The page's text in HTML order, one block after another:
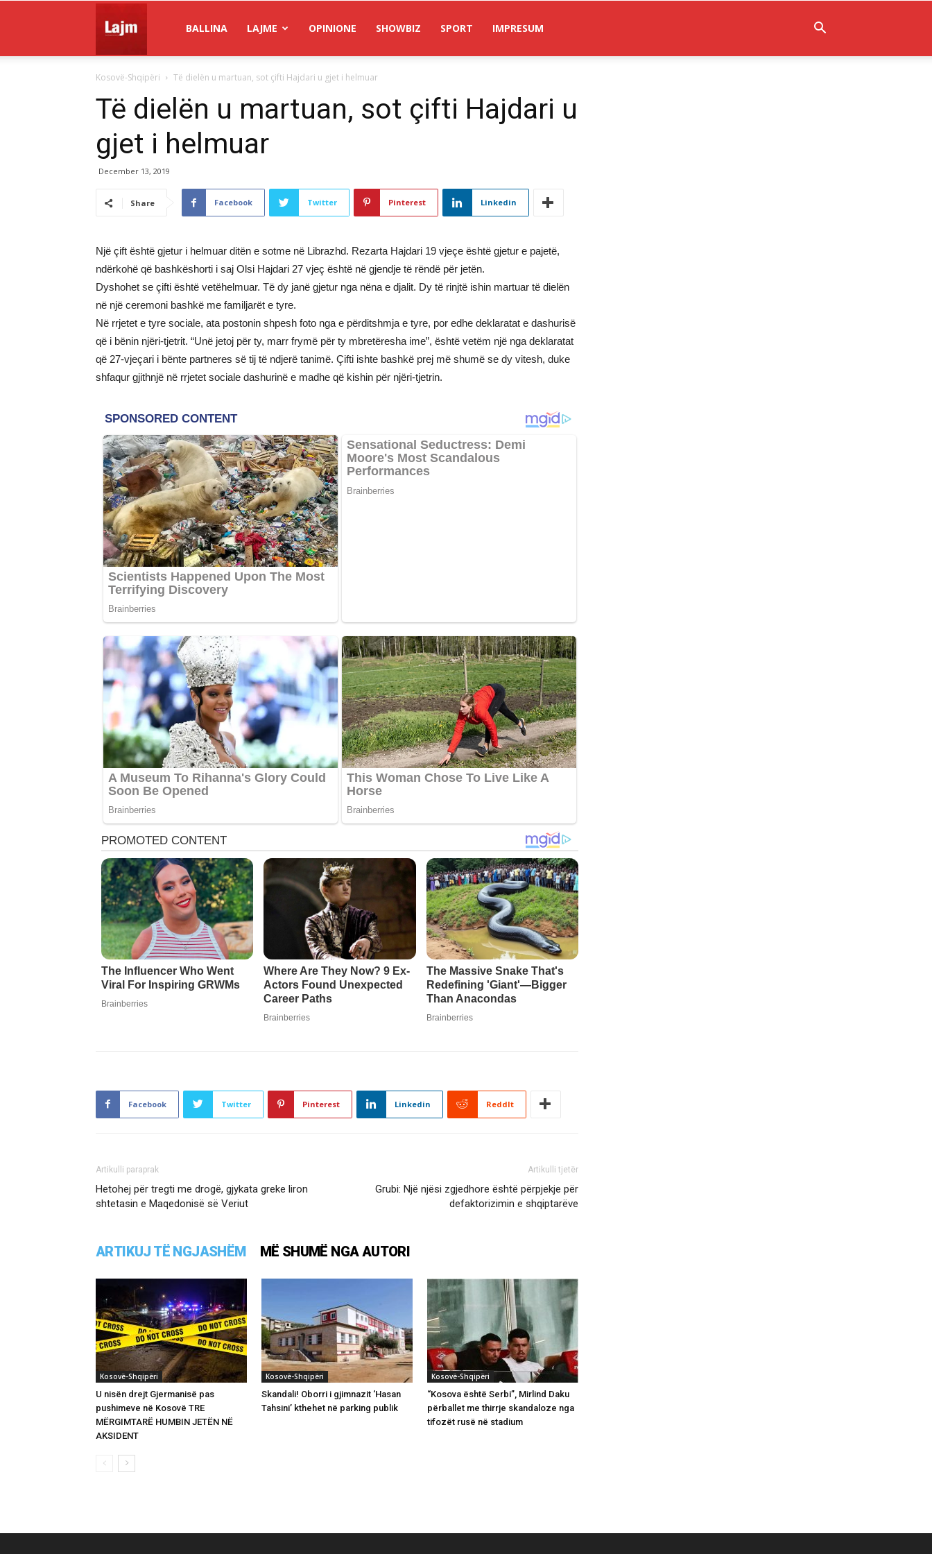
Lajm
BALLINA LAJME OPINIONE SHOWBIZ SPORT IMPRESUM
Kosovë-Shqipëri Të dielën u martuan, sot çifti Hajdari u gjet i helmuar
Të dielën u martuan, sot çifti Hajdari u
gjet i helmuar
December 13, 2019
Share Facebook Twitter Pinterest Linkedin
Një çift është gjetur i helmuar ditën e sotme në Librazhd. Rezarta Hajdari 19 vjeçe është gjetur e pajetë,
ndërkohë që bashkëshorti i saj Olsi Hajdari 27 vjeç është në gjendje të rëndë për jetën.
Dyshohet se çifti është vetëhelmuar. Të dy janë gjetur nga nëna e djalit. Dy të rinjtë ishin martuar të dielën
në një ceremoni bashkë me familjarët e tyre.
Në rrjetet e tyre sociale, ata postonin shpesh foto nga e përditshmja e tyre, por edhe deklaratat e dashurisë
që i bënin njëri-tjetrit. “Unë jetoj për ty, marr frymë për ty mbretëresha ime”, është vetëm një nga deklaratat
që 27-vjeçari i bënte partneres së tij të ndjerë tanimë. Çifti ishte bashkë prej më shumë se dy vitesh, duke
shfaqur gjithnjë në rrjetet sociale dashurinë e madhe që kishin për njëri-tjetrin.
Facebook Twitter Pinterest Linkedin ReddIt
Artikulli paraprak
Hetohej për tregti me drogë, gjykata greke liron
shtetasin e Maqedonisë së Veriut
Artikulli tjetër
Grubi: Një njësi zgjedhore është përpjekje për
defaktorizimin e shqiptarëve
ARTIKUJ TË NGJASHËM MË SHUMË NGA AUTORI
Kosovë-Shqipëri
U nisën drejt Gjermanisë pas
pushimeve në Kosovë TRE
MËRGIMTARË HUMBIN JETËN NË
AKSIDENT
Kosovë-Shqipëri
Skandali! Oborri i gjimnazit ‘Hasan
Tahsini’ kthehet në parking publik
Kosovë-Shqipëri
“Kosova është Serbi”, Mirlind Daku
përballet me thirrje skandaloze nga
tifozët rusë në stadium